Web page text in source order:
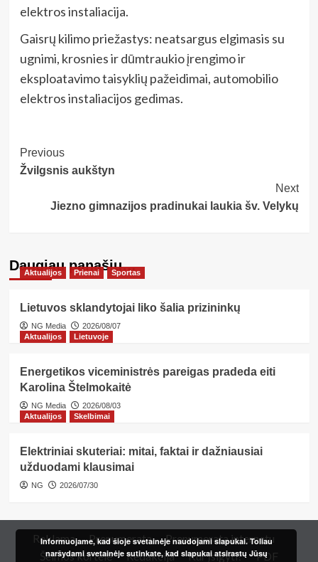
elektros instaliacija.
Gaisrų kilimo priežastys: neatsargus elgimasis su
ugnimi, krosnies ir dūmtraukio įrengimo ir
eksploatavimo taisyklių pažeidimai, automobilio
elektros instaliacijos gedimas.
Post
Navigation
Previous
Žvilgsnis aukštyn
Next
Jiezno gimnazijos pradinukai laukia šv. Velykų
Daugiau panašių…
Aktualijos Prienai Sportas
Lietuvos sklandytojai liko šalia prizininkų
NG Media
2026/08/07
Aktualijos
Lietuvoje
Energetikos viceministrės pareigas pradeda eiti
Karolina Štelmokaitė
NG Media
2026/08/03
Aktualijos
Skelbimai
Elektriniai skuteriai: mitai, faktai ir dažniausiai
užduodami klausimai
NG 2026/07/30
Reklama Prenumerata
Prenumerata internetu
Šeimos kortelė
Redakcija Kur įsigyti? PDF
Informuojame, kad šioje svetainėje naudojami slapukai. Toliau
naršydami svetainėje sutinkate, kad slapukai atsirastų Jūsų